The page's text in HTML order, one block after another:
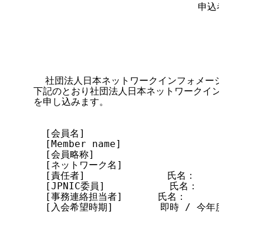
                            申込者：住所
社団法人日本ネットワークインフォメーションセ
下記のとおり社団法人日本ネットワークインフォメ
を申し込みます。
  [会員名]
  [Member name]
  [会員略称]
  [ネットワーク名]
[責任者]              氏名：
[JPNIC委員]           氏名：
[事務連絡担当者]      氏名：
[入会希望時期]        即時 / 今年度後期 /